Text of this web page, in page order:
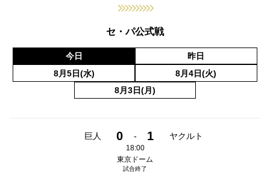
セ・パ公式戦
今日
昨日
8月5日(水)
8月4日(火)
8月3日(月)
巨人 0 - 1 ヤクルト
18:00
東京ドーム
試合終了